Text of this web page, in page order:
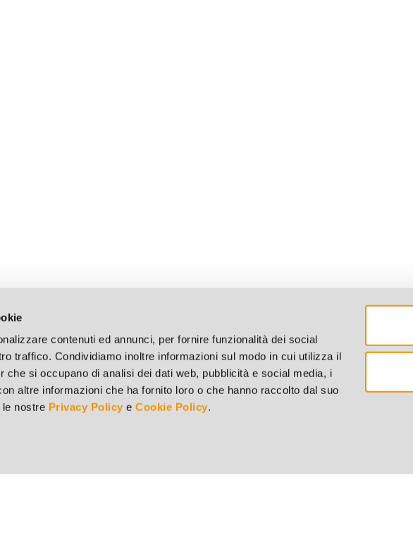
contenuti ed annunci, per fornire funzionalità dei social
traffico. Condividiamo inoltre informazioni sul modo in cui utilizza il
che si occupano di analisi dei dati web, pubblicità e social media, i
altre informazioni che ha fornito loro o che hanno raccolto dal suo
nostre Privacy Policy eCookie Policy.